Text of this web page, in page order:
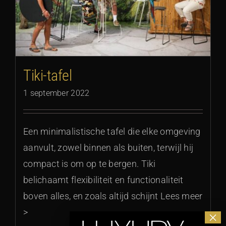
Tiki-tafel
1 september 2022
Een minimalistische tafel die elke omgeving
aanvult, zowel binnen als buiten, terwijl hij
compact is om op te bergen. Tiki
belichaamt flexibiliteit en functionaliteit
boven alles, en zoals altijd schijnt Lees meer
>